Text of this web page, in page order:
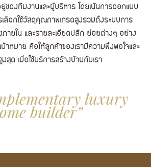
องทีมงานและผู้บริหาร โดยเน้นการออกแบบ
ลือกใช้วัสดุคุณภาพเกรดสูงรวมถึงระบบการ
ายใน และรายละเอียดปลีก ย่อยต่างๆ อย่าง
าหมาย คือให้ลูกค้าของเรามีความพึงพอใจและ
งสุด เมื่อใช้บริการสร้างบ้านกับเรา
luxury
builder”